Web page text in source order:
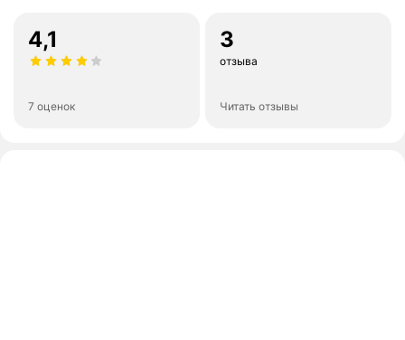
4,1
7 оценок
3
отзыва
Читать отзывы